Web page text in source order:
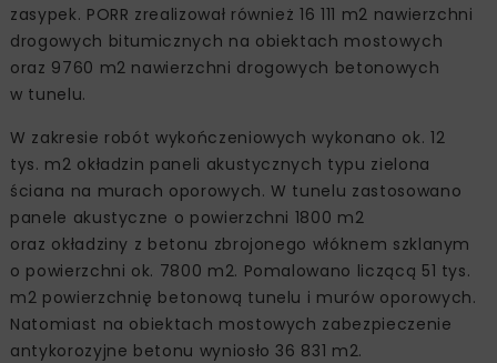
zasypek. PORR zrealizował również 16 111 m2 nawierzchni
drogowych bitumicznych na obiektach mostowych
oraz 9760 m2 nawierzchni drogowych betonowych
w tunelu.
W zakresie robót wykończeniowych wykonano ok. 12
tys. m2 okładzin paneli akustycznych typu zielona
ściana na murach oporowych. W tunelu zastosowano
panele akustyczne o powierzchni 1800 m2
oraz okładziny z betonu zbrojonego włóknem szklanym
o powierzchni ok. 7800 m2. Pomalowano liczącą 51 tys.
m2 powierzchnię betonową tunelu i murów oporowych.
Natomiast na obiektach mostowych zabezpieczenie
antykorozyjne betonu wyniosło 36 831 m2.